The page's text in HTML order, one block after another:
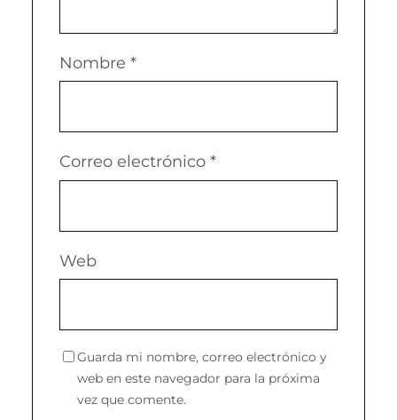
Nombre *
Correo electrónico *
Web
Guarda mi nombre, correo electrónico y
web en este navegador para la próxima
vez que comente.